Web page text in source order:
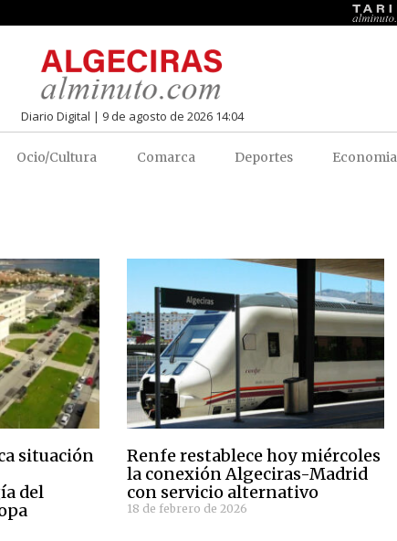
Diario Digital | 9 de agosto de 2026 14:04
Ocio/Cultura Comarca Deportes Economia
situación
del
Renfe restablece hoy miércoles
la conexión Algeciras-Madrid
con servicio alternativo
18 de febrero de 2026